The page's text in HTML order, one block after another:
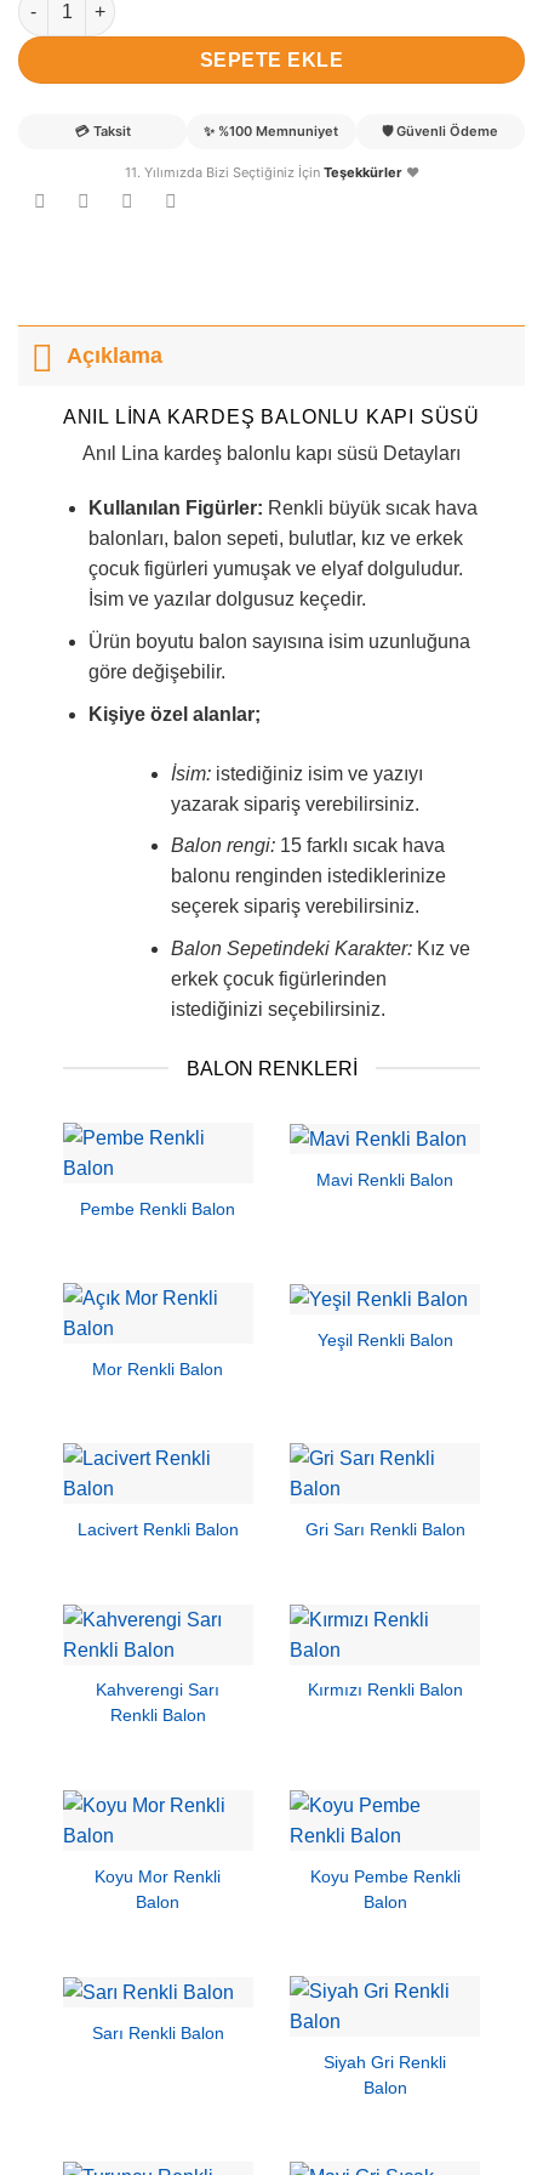
SEPETE EKLE
💳 Taksit ✨ %100 Memnuniyet 🛡️ Güvenli Ödeme
11. Yılımızda Bizi Seçtiğiniz İçin Teşekkürler❤️
Açıklama
ANIL LINA KARDEŞ BALONLU KAPI SÜSÜ
Anıl Lina kardeş balonlu kapı süsü Detayları
Kullanılan Figürler: Renkli büyük sıcak hava
balonları, balon sepeti, bulutlar, kız ve erkek
çocuk figürleri yumuşak ve elyaf dolguludur.
İsim ve yazılar dolgusuz keçedir.
Ürün boyutu balon sayısına isim uzunluğuna
göre değişebilir.
Kişiye özel alanlar;
İsim: istediğiniz isim ve yazıyı
yazarak sipariş verebilirsiniz.
Balon rengi: 15 farklı sıcak hava
balonu renginden istediklerinize
seçerek sipariş verebilirsiniz.
Balon Sepetindeki Karakter: Kız ve
erkek çocuk figürlerinden
istediğinizi seçebilirsiniz.
BALON RENKLERI
Pembe Renkli Balon
Mavi Renkli Balon
Mor Renkli Balon
Yeşil Renkli Balon
Lacivert Renkli Balon Gri Sarı Renkli Balon
Kahverengi Sarı
Renkli Balon
Kırmızı Renkli Balon
Koyu Mor Renkli
Balon
Koyu Pembe Renkli
Balon
Sarı Renkli Balon
Siyah Gri Renkli
Balon